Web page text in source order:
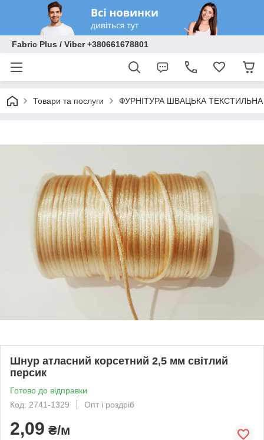
Fabric Plus / Viber +380661678801
Товари та послуги ФУРНІТУРА ШВАЦЬКА ТЕКСТИЛЬНА
Шнур атласний корсетний 2,5 мм світлий
персик
Готово до відправки
Код: 2741-1329
Опт і роздріб
2,09 ₴/м